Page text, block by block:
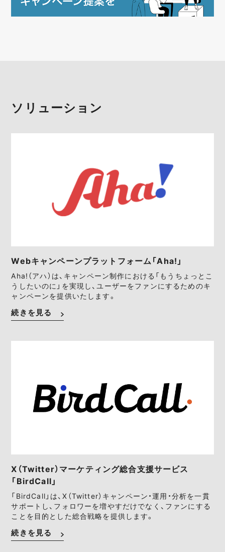
ソリューション
Webキャンペーンプラットフォーム「Aha!」
Aha!（アハ）は、キャンペーン制作における「もうちょっとこ
うしたいのに」を実現し、ユーザーをファンにするためのキ
ャンペーンを提供いたします。
続きを見る
X（Twitter）マーケティング総合支援サービス
「BirdCall」
「BirdCall」は、X（Twitter）キャンペーン・運用・分析を一貫
サポートし、フォロワーを増やすだけでなく、ファンにする
ことを目的とした総合戦略を提供します。
続きを見る